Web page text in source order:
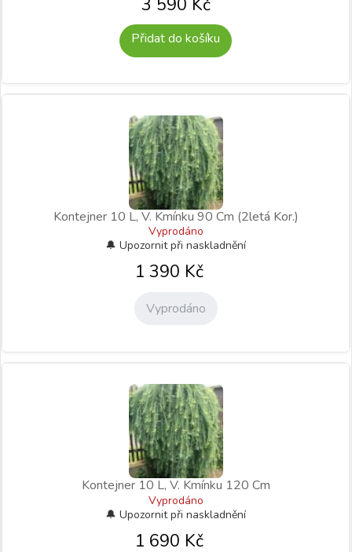
Přidat do košíku
Kontejner 10 L, V. Kmínku 90 Cm (2letá Kor.)
Vyprodáno
1 390 Kč
Vyprodáno
Kontejner 10 L, V. Kmínku 120 Cm
Vyprodáno
1 690 Kč